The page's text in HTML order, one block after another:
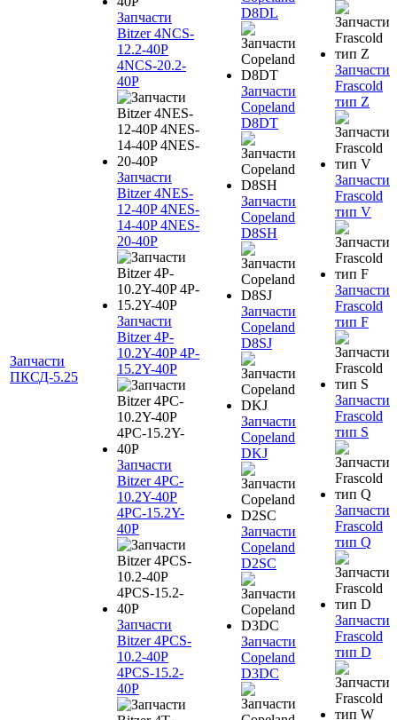
Запчасти
ПКСД-5.25
Запчасти
Bitzer 4NCS-
12.2-40P
4NCS-20.2-
40P
Запчасти
Bitzer 4NES-
12-40P 4NES-
14-40P 4NES-
20-40P
Запчасти
Bitzer 4P-
10.2Y-40P 4P-
15.2Y-40P
Запчасти
Bitzer 4PC-
10.2Y-40P
4PC-15.2Y-
40P
Запчасти
Bitzer 4PCS-
10.2-40P
4PCS-15.2-
40P
D8DL
Запчасти
Copeland
D8DT
Запчасти
Copeland
D8SH
Запчасти
Copeland
D8SJ
Запчасти
Copeland
DKJ
Запчасти
Copeland
D2SC
Запчасти
Copeland
D3DC
Запчасти
Frascold
тип Z
Запчасти
Frascold
тип V
Запчасти
Frascold
тип F
Запчасти
Frascold
тип S
Запчасти
Frascold
тип Q
Запчасти
Frascold
тип D